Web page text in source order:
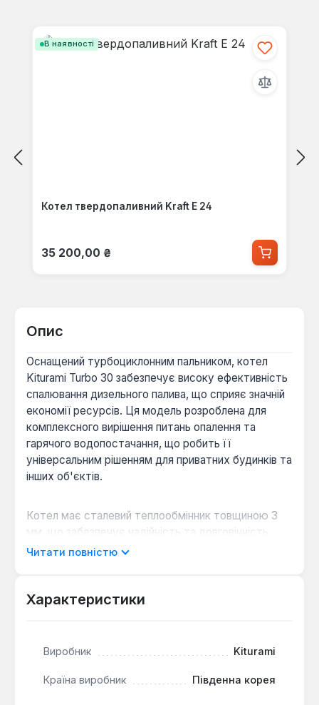
В наявності
Котел твердопаливний Kraft E 24
Звичайна ціна:
35 200,00 ₴
Опис
Оснащений турбоциклонним пальником, котел
Kiturami Turbo 30 забезпечує високу ефективність
спалювання дизельного палива, що сприяє значній
економії ресурсів. Ця модель розроблена для
комплексного вирішення питань опалення та
гарячого водопостачання, що робить її
універсальним рішенням для приватних будинків та
інших об'єктів.
Котел має сталевий теплообмінник товщиною 3
мм, що забезпечує надійність та довговічність
конструкції. Завдяки потужності 34.9 кВт, він
котла гарантує постійну наявність необхідного
допомогою зручного пульта, а система
пристрою.
Читати повністю
Характеристики
Виробник Kiturami
Країна виробник Південна корея